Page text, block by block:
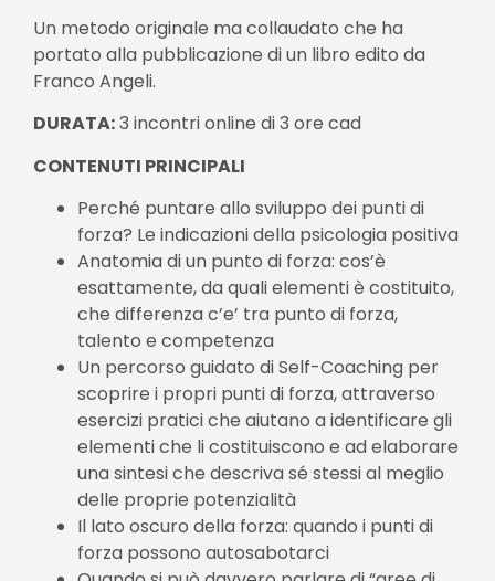
Un metodo originale ma collaudato che ha
portato alla pubblicazione di un libro edito da
Franco Angeli.
DURATA:3 incontri online di 3 ore cad
CONTENUTI PRINCIPALI
Perché puntare allo sviluppo dei punti di
forza? Le indicazioni della psicologia positiva
Anatomia di un punto di forza: cos’è
esattamente, da quali elementi è costituito,
che differenza c’e’ tra punto di forza,
talento e competenza
Un percorso guidato di Self-Coaching per
scoprire i propri punti di forza, attraverso
esercizi pratici che aiutano a identificare gli
elementi che li costituiscono e ad elaborare
una sintesi che descriva sé stessi al meglio
delle proprie potenzialità
Il lato oscuro della forza: quando i punti di
forza possono autosabotarci